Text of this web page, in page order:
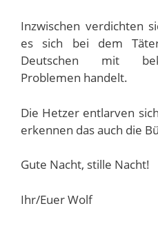
Inzwischen verdichten
es sich bei dem
Deutschen mit
Problemen handelt.
Die Hetzer entlarven
erkennen das auch die
Gute Nacht, stille Nacht!
Ihr/Euer Wolf